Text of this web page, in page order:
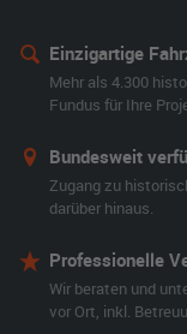
Einzigartige
Mehr als 4.300
Fundus für Ihre
Bundesweit
Zugang zu
darüber hinaus.
Professionelle
Wir beraten und
vor Ort, inkl.